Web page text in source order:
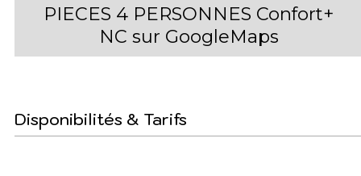
PIECES 4 PERSONNES Confort+
NC sur GoogleMaps
Disponibilités & Tarifs